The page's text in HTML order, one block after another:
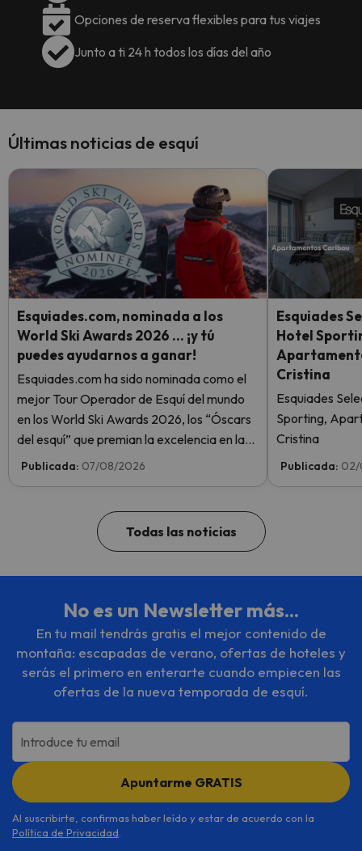
Opciones de reserva flexibles para tus viajes
Junto a ti 24 h todos los días del año
Últimas noticias de esquí
Esquiades.com, nominada a los
World Ski Awards 2026 … ¡y tú
puedes ayudarnos a ganar!
Esquiades.com ha sido nominada como el
mejor Tour Operador de Esquí del mundo
en los World Ski Awards 2026, los “Óscars
del esquí” que premian la excelencia en la
industria del esquí. ¡Vota ahora y ayúdanos
Publicada: 07/08/2026
Esquiades
Hotel
Cristina
Esquiades
Sporting,
Cristina
Publicada:
Todas las noticias
No es un Newsletter más...
En tu mail tendrás gratis el mejor contenido de
montaña: escapadas de verano, ofertas de hoteles y
serás el primero en enterarte cuando empiecen las
ofertas de la nueva temporada de esquí.
Introduce tu email
Apuntarme GRATIS
Al suscribirte, confirmas haber leído y estar de acuerdo con la
Política de Privacidad